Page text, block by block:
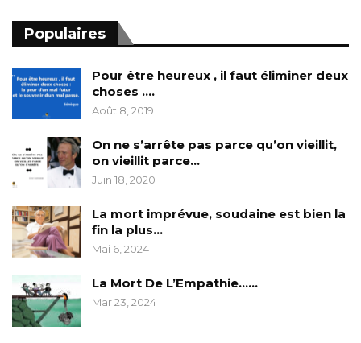
Populaires
Pour être heureux , il faut éliminer deux
choses ….
Août 8, 2019
On ne s’arrête pas parce qu’on vieillit,
on vieillit parce…
Juin 18, 2020
La mort imprévue, soudaine est bien la
fin la plus…
Mai 6, 2024
La Mort De L’Empathie……
Mar 23, 2024